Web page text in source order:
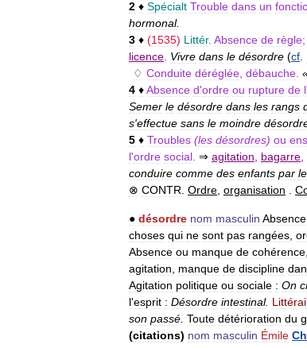
2 ♦ Spécialt Trouble dans un
hormonal.
3 ♦ (1535) Littér. Absence de règle;
licence Vivre dans le désordre (cf
♢ Conduite déréglée débauche
4 ♦Absence d'ordre ou rupture de l'
Semer le désordre dans les rangs
s'effectue sans le moindre
5 ♦ Troubles (les désordres) ou
l'ordre social ⇒ agitation bagarre
conduire comme des enfants par
⊗ CONTR Ordre organisation
● désordre nom masculin Absence
choses qui ne sont pas rangées
Absence ou manque de cohérence
agitation
manque de discipline
Agitation politique ou sociale : On
l'esprit : Désordre intestinal.
son passé Toute détérioration du
(citations) nom masculin Émile